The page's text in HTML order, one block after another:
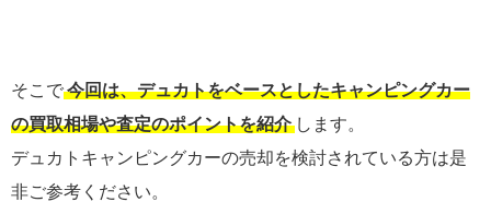
そこで今回は、デュカトをベースとしたキャンピングカー
の買取相場や査定のポイントを紹介 します。
デュカトキャンピングカーの売却を検討されている方は是
非ご参考ください。